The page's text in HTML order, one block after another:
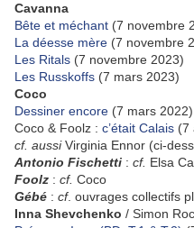
Cavanna
Bête et méchant (7 novembre
La déesse mère (7 novembre
Les Ritals (7 novembre 2023)
Les Russkoffs (7 mars 2023)
Coco
Dessiner encore (7 mars 2022)
Coco & Foolz : c’était Calais (7
cf. aussiVirginia Ennor (ci-
Antonio Fischetti : cf. Elsa
Foolz : cf. Coco
Gébé : cf. ouvrages collectifs
Inna Shevchenko / Simon